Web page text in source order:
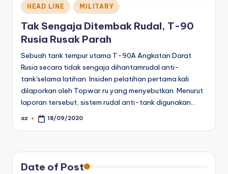
Posted
in
HEAD LINE MILITARY
Tak Sengaja Ditembak Rudal, T-90
Rusia Rusak Parah
Sebuah tank tempur utama T-90A Angkatan Darat
Rusia secara tidak sengaja dihantamrudal anti-
tank'selama latihan. Insiden pelatihan pertama kali
dilaporkan oleh Topwar.ru yang menyebutkan Menurut
laporan tersebut, sistem rudal anti-tank digunakan…
Posted
az 18/09/2020
Date of Post